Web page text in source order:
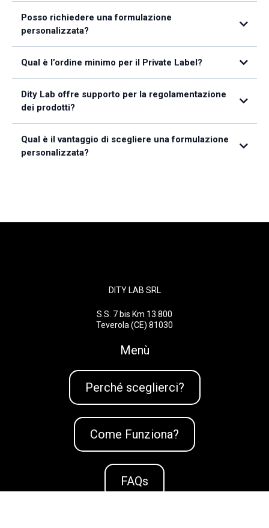
Posso richiedere una formulazione
personalizzata?
Qual è l’ordine minimo per il Private Label?
Dity Lab offre supporto per la regolamentazione
dei prodotti?
Qual è il vantaggio di scegliere una formulazione
personalizzata?
DITY LAB SRL
S.S. 7 bis Km 13.800
Teverola (CE) 81030
Menù
Perché sceglierci?
Come Funziona?
FAQs